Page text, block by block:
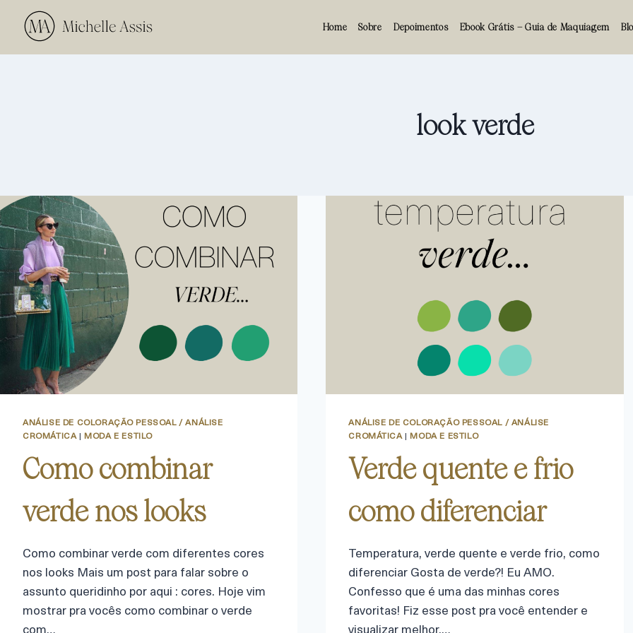
Home Sobre Depoimentos Ebook Grátis – Guia de Maquiagem
look verde
ANÁLISE DE COLORAÇÃO PESSOAL / ANÁLISE
CROMÁTICA| MODA E ESTILO
Como combinar
verde nos looks
Como combinar verde com diferentes cores
nos looks Mais um post para falar sobre o
assunto queridinho por aqui : cores. Hoje vim
mostrar pra vocês como combinar o verde
com…
ANÁLISE DE COLORAÇÃO PESSOAL / ANÁLISE
CROMÁTICA| MODA E ESTILO
Verde quente e frio
como diferenciar
Temperatura, verde quente e verde frio, como
diferenciar Gosta de verde?! Eu AMO.
Confesso que é uma das minhas cores
favoritas! Fiz esse post pra você entender e
visualizar melhor,…